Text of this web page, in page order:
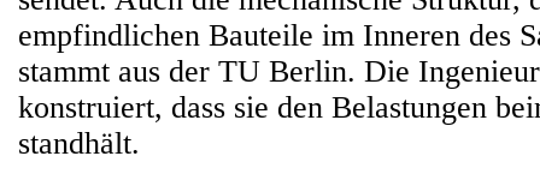
empfindlichen Bauteile im Inneren des
stammt aus der TU Berlin. Die
konstruiert, dass sie den Belastungen
standhält.